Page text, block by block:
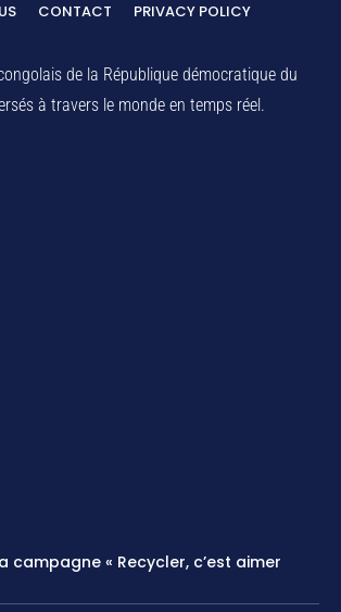
CONTACT PRIVACY POLICY
de la République démocratique du
à travers le monde en temps réel.
campagne « Recycler, c’est aimer